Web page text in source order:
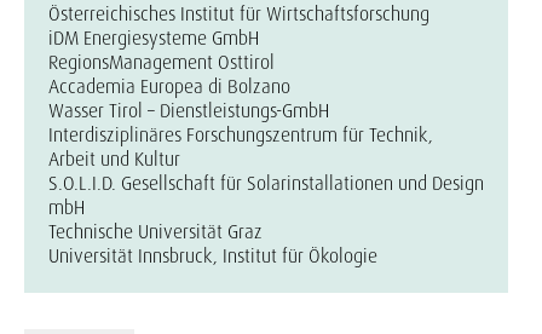
Österreichisches Institut für Wirtschaftsforschung
iDM Energiesysteme GmbH
RegionsManagement Osttirol
Accademia Europea di Bolzano
Wasser Tirol – Dienstleistungs-GmbH
Interdisziplinäres Forschungszentrum für Technik,
Arbeit und Kultur
S.O.L.I.D. Gesellschaft für Solarinstallationen und Design
mbH
Technische Universität Graz
Universität Innsbruck, Institut für Ökologie